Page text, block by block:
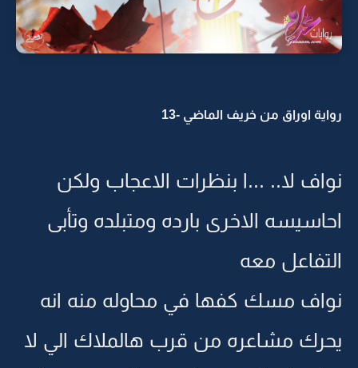
رواية اوراق من خريف الماضي -13
نواف لا.. ...ا بنظرات الاعجاب ولكن
احاسيسه الاخرى بارده ومتبلده وتأبى
التفاعل معه
نواف مسك كفها في محاوله منه انه
يحرك مشاعره من قرب هالملاك الي لا